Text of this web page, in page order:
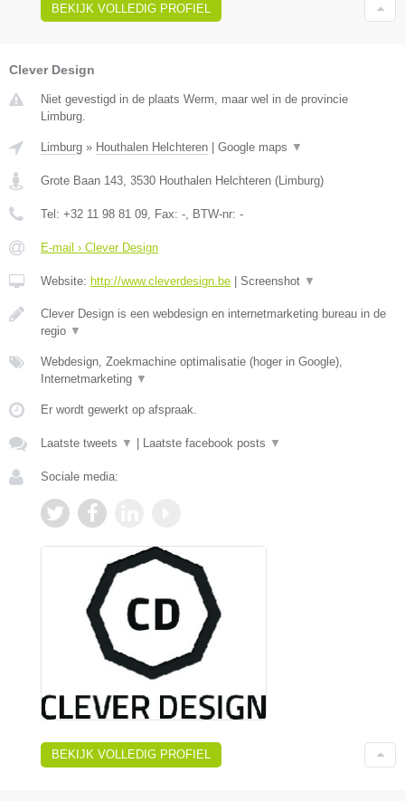
BEKIJK VOLLEDIG PROFIEL
Clever Design
Niet gevestigd in de plaats Werm, maar wel in de provincie
Limburg.
Limburg » Houthalen Helchteren Google maps ▼
Grote Baan 143 3530 Houthalen Helchteren ( Limburg)
Tel: +32 11 98 81 09 , Fax: - , BTW-nr: -
E-mail › Clever Design
Website: http://www.cleverdesign.be Screenshot ▼
Clever Design is een webdesign en internetmarketing bureau in de
regio ▼
Webdesign, Zoekmachine optimalisatie (hoger in Google),
Internetmarketing ▼
Er wordt gewerkt op afspraak.
Laatste tweets ▼ Laatste facebook posts ▼
Sociale media:
BEKIJK VOLLEDIG PROFIEL